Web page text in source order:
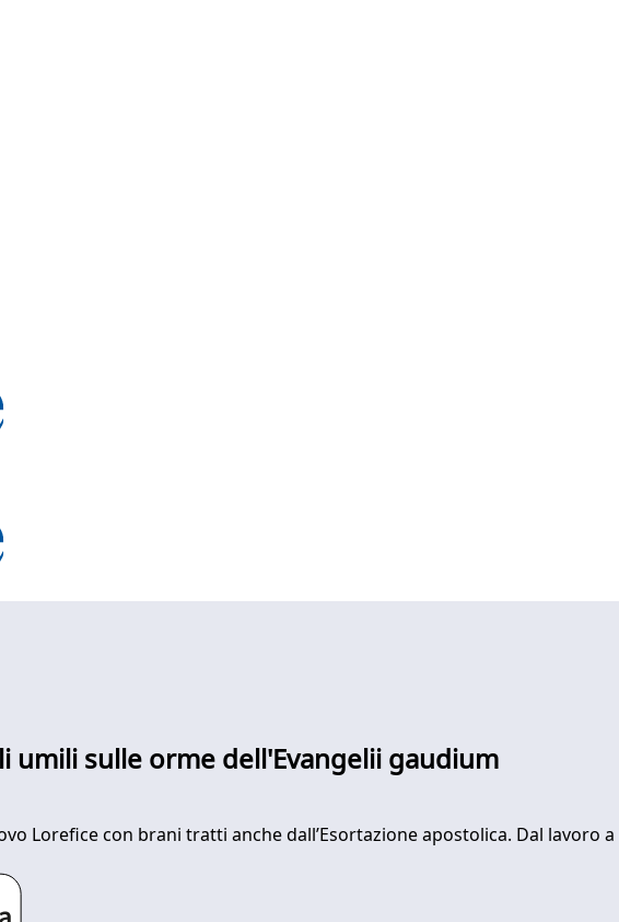
umili sulle orme dell'Evangelii gaudium
Lorefice con brani tratti anche dall’Esortazione apostolica. Dal